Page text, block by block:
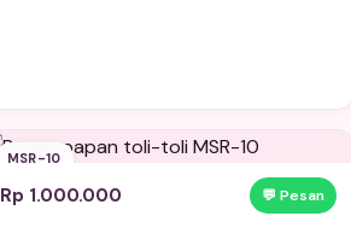
MSR-10
Rp 1.000.000 💬 Pesan